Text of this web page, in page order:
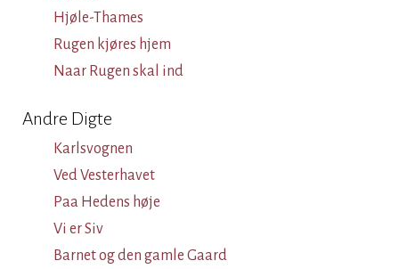
Hjøle-Thames
Rugen kjøres hjem
Naar Rugen skal ind
Andre Digte
Karlsvognen
Ved Vesterhavet
Paa Hedens høje
Vi er Siv
Barnet og den gamle Gaard